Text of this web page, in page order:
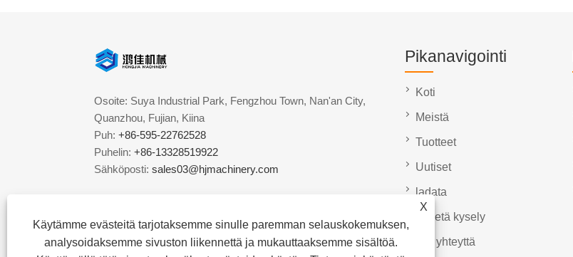
X
Käytämme evästeitä tarjotaksemme sinulle paremman selauskokemuksen,
analysoidaksemme sivuston liikennettä ja mukauttaaksemme sisältöä.
Osoite: Suya Industrial Park, Fengzhou Town, Nan'an City,
Quanzhou, Fujian, Kiina
Puh: +86-595-22762528
Puhelin: +86-13328519922
Sähköposti: sales03@hjmachinery.com
Pikanavigointi
Koti
Meistä
Tuotteet
Uutiset
ladata
Lähetä kysely
Ota yhteyttä